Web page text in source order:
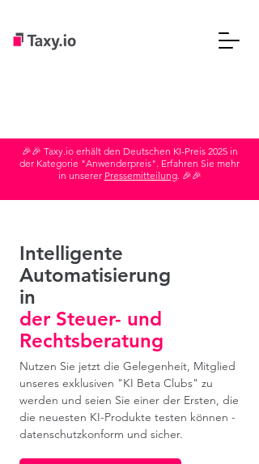
🎉🎉 Taxy.io erhält den Deutschen KI-Preis 2025 in
der Kategorie "Anwenderpreis". Erfahren Sie mehr
in unserer Pressemitteilung. 🎉🎉
Intelligente
Automatisierung
in
der Steuer- und
Rechtsberatung
Nutzen Sie jetzt die Gelegenheit, Mitglied
unseres exklusiven "KI Beta Clubs" zu
werden und seien Sie einer der Ersten, die
die neuesten KI-Produkte testen können -
datenschutzkonform und sicher.